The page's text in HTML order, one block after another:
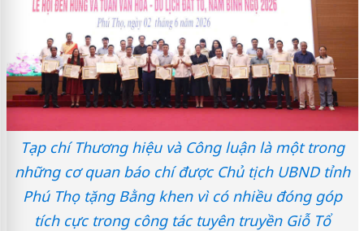
Tạp chí Thương hiệu và Công luận là một trong
những cơ quan báo chí được Chủ tịch UBND tỉnh
Phú Thọ tặng Bằng khen vì có nhiều đóng góp
tích cực trong công tác tuyên truyền Giỗ Tổ